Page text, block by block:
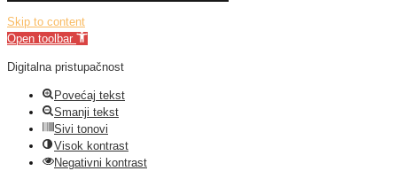
Skip to content
Open toolbar
Digitalna pristupačnost
Povećaj tekst
Smanji tekst
Sivi tonovi
Visok kontrast
Negativni kontrast